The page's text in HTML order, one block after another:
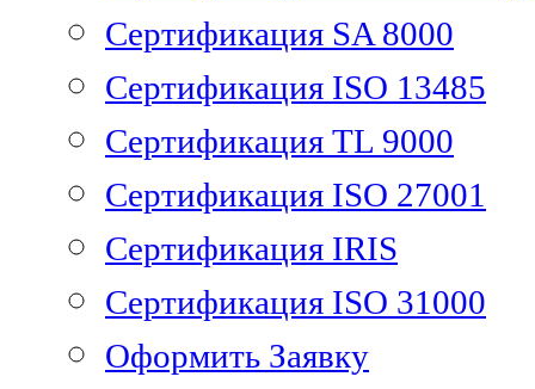
Сертификация SA 8000
Сертификация ISO 13485
Сертификация TL 9000
Сертификация ISO 27001
Сертификация IRIS
Сертификация ISO 31000
Оформить Заявку